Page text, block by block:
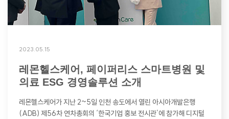
2023.05.15
레몬헬스케어, 페이퍼리스 스마트병원 및
의료 ESG 경영솔루션 소개
레몬헬스케어가 지난 2~5일 인천 송도에서 열린 아시아개발은행
(ADB) 제56차 연차총회의 ‘한국기업 홍보 전시관’에 참가해 디지털